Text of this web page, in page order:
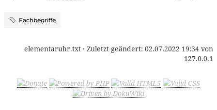
Fachbegriffe
elementaruhr.txt · Zuletzt geändert: 02.07.2022 19:34 von
127.0.0.1